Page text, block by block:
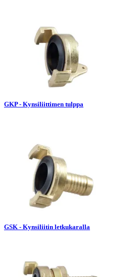
GKP - Kynsiliittimen tulppa
GSK - Kynsiliitin letkukaralla